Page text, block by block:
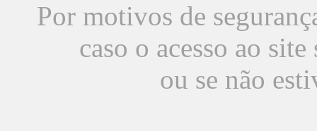
Por motivos de
caso o acesso ao
ou se não